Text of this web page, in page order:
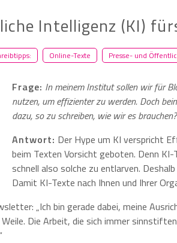
Intelligenz (KI)
Online-Texte Presse- und
Frage: In meinem Institut sollen wir für
nutzen, um effizienter zu werden. Doch
dazu, so zu schreiben, wie wir es brauchen?
Antwort: Der Hype um KI verspricht
beim Texten Vorsicht geboten. Denn
schnell also solche zu entlarven.
Damit KI-Texte nach Ihnen und Ihrer
„Ich bin gerade dabei, meine
Die Arbeit, die sich immer